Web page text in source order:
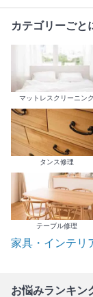
カテゴリーごと
マットレスクリーニン
タンス修理
テーブル修理
家具・インテリ
お悩みランキン